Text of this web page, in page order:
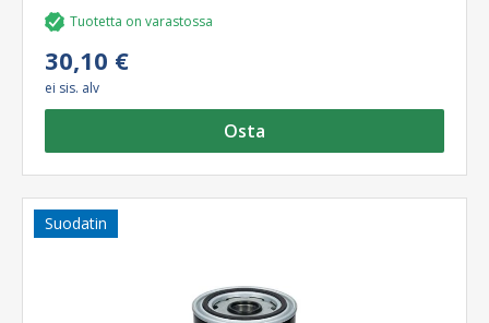
Tuotetta on varastossa
30,10 €
ei sis. alv
Osta
Suodatin